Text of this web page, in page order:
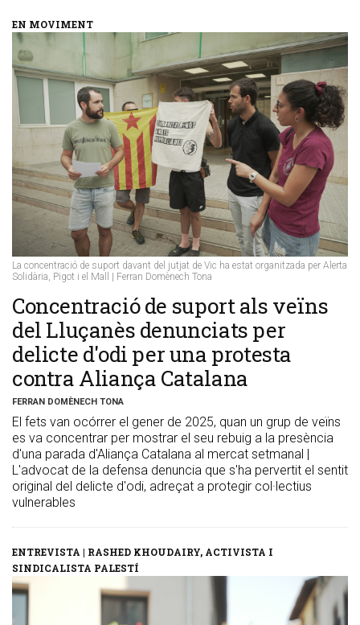
EN MOVIMENT
La concentració de suport davant del jutjat de Vic ha estat organitzada per Alerta
Solidària, Pigot i el Mall | Ferran Domènech Tona
​Concentració de suport als veïns
del Lluçanès denunciats per
delicte d'odi per una protesta
contra Aliança Catalana
FERRAN DOMÈNECH TONA
El fets van ocórrer el gener de 2025, quan un grup de veïns
es va concentrar per mostrar el seu rebuig a la presència
d'una parada d'Aliança Catalana al mercat setmanal |
L'advocat de la defensa denuncia que s'ha pervertit el sentit
original del delicte d'odi, adreçat a protegir col·lectius
vulnerables
ENTREVISTA | RASHED KHOUDAIRY, ACTIVISTA I
SINDICALISTA PALESTÍ